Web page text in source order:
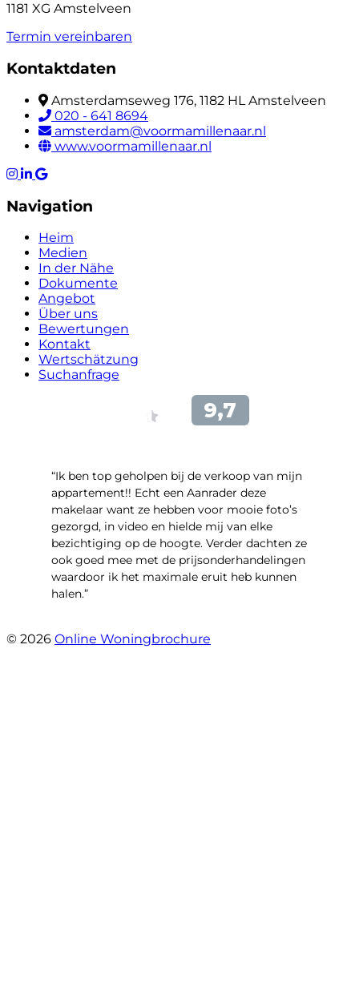
1181 XG Amstelveen
Termin vereinbaren
Kontaktdaten
Amsterdamseweg 176, 1182 HL Amstelveen
020 - 641 8694
amsterdam@voormamillenaar.nl
www.voormamillenaar.nl
Navigation
Heim
Medien
In der Nähe
Dokumente
Angebot
Über uns
Bewertungen
Kontakt
Wertschätzung
Suchanfrage
“Ik ben top geholpen bij de verkoop van mijn
appartement!! Echt een Aanrader deze
makelaar want ze hebben voor mooie foto’s
gezorgd, in video en hielde mij van elke
bezichtiging op de hoogte. Verder dachten ze
ook goed mee met de prijsonderhandelingen
waardoor ik het maximale eruit heb kunnen
halen.”
© 2026 Online Woningbrochure